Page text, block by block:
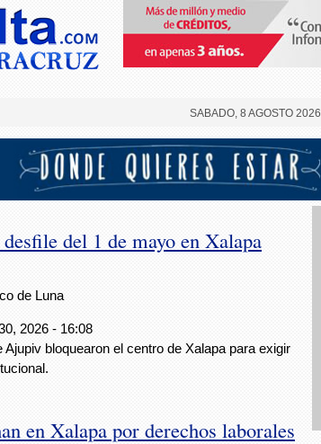
SABADO, 8 AGOSTO 2026
del 1 de mayo en Xalapa
de Luna
2026 - 16:08
Ajupiv bloquearon el centro de Xalapa para exigir
en Xalapa por derechos laborales